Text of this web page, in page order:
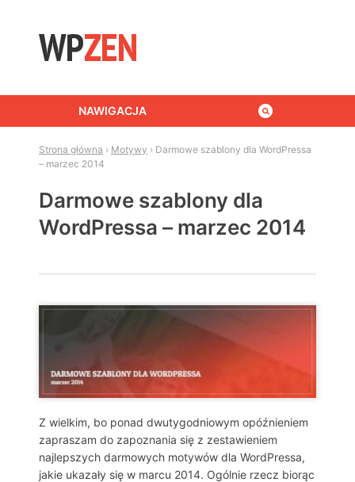
NAWIGACJA
Strona główna › Motywy › Darmowe szablony dla WordPressa
– marzec 2014
Darmowe szablony dla
WordPressa – marzec 2014
Z wielkim, bo ponad dwutygodniowym opóźnieniem
zapraszam do zapoznania się z zestawieniem
najlepszych darmowych motywów dla WordPressa,
jakie ukazały się w marcu 2014. Ogólnie rzecz biorąc